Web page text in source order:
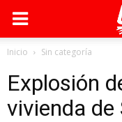
Inicio Sin categoría
Explosión
vivienda de